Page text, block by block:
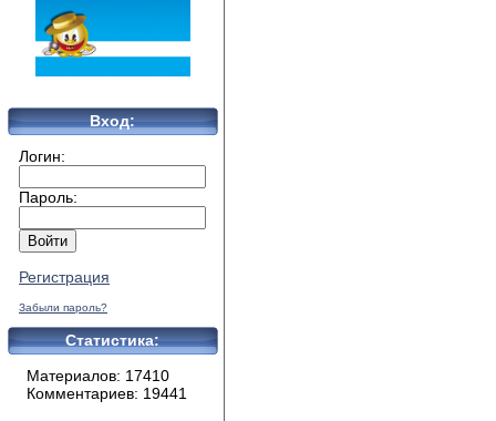
Вход:
Логин:
Пароль:
Регистрация
Забыли пароль?
Статистика:
Материалов: 17410
Комментариев: 19441